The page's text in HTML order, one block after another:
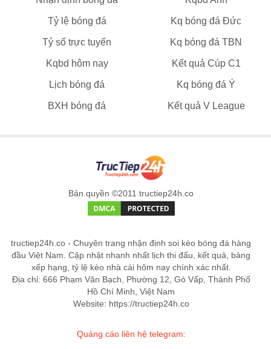
Tỷ lệ bóng đá Kq bóng đá Đức
Tỷ số trực tuyến Kq bóng đá TBN
Kqbd hôm nay Kết quả Cúp C1
Lịch bóng đá Kq bóng đá Ý
BXH bóng đá Kết quả V League
Bản quyền ©2011 tructiep24h.co
tructiep24h.co - Chuyên trang nhận định soi kèo bóng đá hàng
đầu Việt Nam. Cập nhật nhanh nhất lịch thi đấu, kết quả, bảng
xếp hạng, tỷ lệ kèo nhà cái hôm nay chính xác nhất.
Địa chỉ: 666 Phạm Văn Bạch, Phường 12, Gò Vấp, Thành Phố
Hồ Chí Minh, Việt Nam
Website: https://tructiep24h.co
Quảng cáo liên hệ telegram: